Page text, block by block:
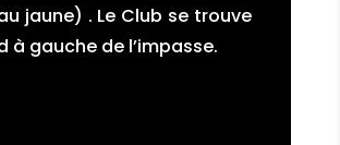
jaune) . Le Club se trouve
à gauche de l’impasse.